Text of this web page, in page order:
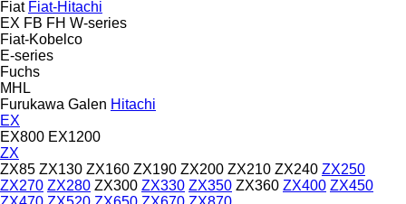
Fiat Fiat-Hitachi
EX FB FH W-series
Fiat-Kobelco
E-series
Fuchs
MHL
Furukawa Galen Hitachi
EX
EX800 EX1200
ZX
ZX85 ZX130 ZX160 ZX190 ZX200 ZX210 ZX240 ZX250
ZX270 ZX280 ZX300 ZX330 ZX350 ZX360 ZX400 ZX450